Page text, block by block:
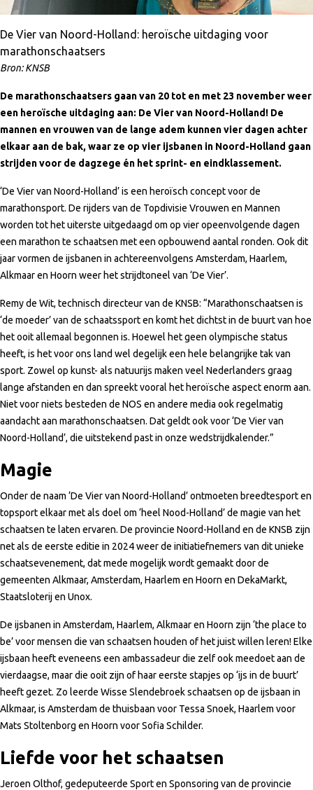
De Vier van Noord-Holland: heroïsche uitdaging voor
marathonschaatsers
Bron: KNSB
De marathonschaatsers gaan van 20 tot en met 23 november weer
een heroïsche uitdaging aan: De Vier van Noord-Holland! De
mannen en vrouwen van de lange adem kunnen vier dagen achter
elkaar aan de bak, waar ze op vier ijsbanen in Noord-Holland gaan
strijden voor de dagzege én het sprint- en eindklassement.
‘De Vier van Noord-Holland’ is een heroïsch concept voor de
marathonsport. De rijders van de Topdivisie Vrouwen en Mannen
worden tot het uiterste uitgedaagd om op vier opeenvolgende dagen
een marathon te schaatsen met een opbouwend aantal ronden. Ook dit
jaar vormen de ijsbanen in achtereenvolgens Amsterdam, Haarlem,
Alkmaar en Hoorn weer het strijdtoneel van ‘De Vier’.
Remy de Wit, technisch directeur van de KNSB: “Marathonschaatsen is
‘de moeder’ van de schaatssport en komt het dichtst in de buurt van hoe
het ooit allemaal begonnen is. Hoewel het geen olympische status
heeft, is het voor ons land wel degelijk een hele belangrijke tak van
sport. Zowel op kunst- als natuurijs maken veel Nederlanders graag
lange afstanden en dan spreekt vooral het heroïsche aspect enorm aan.
Niet voor niets besteden de NOS en andere media ook regelmatig
aandacht aan marathonschaatsen. Dat geldt ook voor ‘De Vier van
Noord-Holland’, die uitstekend past in onze wedstrijdkalender.”
Magie
Onder de naam ‘De Vier van Noord-Holland’ ontmoeten breedtesport en
topsport elkaar met als doel om ‘heel Nood-Holland’ de magie van het
schaatsen te laten ervaren. De provincie Noord-Holland en de KNSB zijn
net als de eerste editie in 2024 weer de initiatiefnemers van dit unieke
schaatsevenement, dat mede mogelijk wordt gemaakt door de
gemeenten Alkmaar, Amsterdam, Haarlem en Hoorn en DekaMarkt,
Staatsloterij en Unox.
De ijsbanen in Amsterdam, Haarlem, Alkmaar en Hoorn zijn ‘the place to
be’ voor mensen die van schaatsen houden of het juist willen leren! Elke
ijsbaan heeft eveneens een ambassadeur die zelf ook meedoet aan de
vierdaagse, maar die ooit zijn of haar eerste stapjes op ‘ijs in de buurt’
heeft gezet. Zo leerde Wisse Slendebroek schaatsen op de ijsbaan in
Alkmaar, is Amsterdam de thuisbaan voor Tessa Snoek, Haarlem voor
Mats Stoltenborg en Hoorn voor Sofia Schilder.
Liefde voor het schaatsen
Jeroen Olthof, gedeputeerde Sport en Sponsoring van de provincie